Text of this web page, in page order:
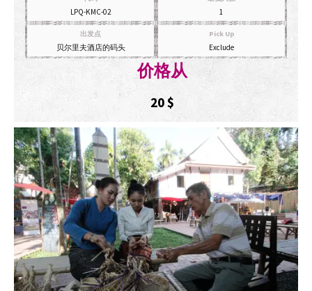
LPQ-KMC-02 1
出发点
贝尔里夫酒店的码头
Pick Up
Exclude
价格从
20$